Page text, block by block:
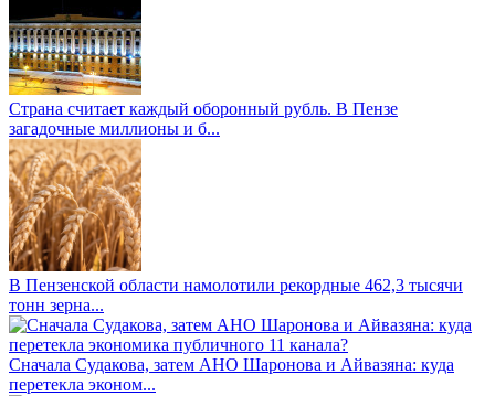
Страна считает каждый оборонный рубль. В Пензе
загадочные миллионы и б...
В Пензенской области намолотили рекордные 462,3 тысячи
тонн зерна...
Сначала Судакова, затем АНО Шаронова и Айвазяна: куда
перетекла эконом...